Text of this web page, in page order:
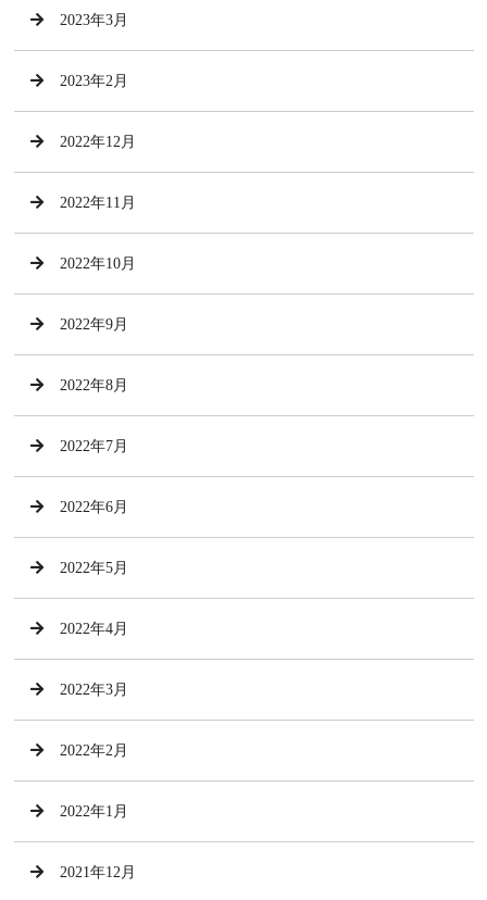
2023年3月
2023年2月
2022年12月
2022年11月
2022年10月
2022年9月
2022年8月
2022年7月
2022年6月
2022年5月
2022年4月
2022年3月
2022年2月
2022年1月
2021年12月